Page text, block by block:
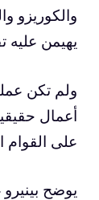
يهيمن عليه
ولم تكن
أعمال
على القوام
يوضح بينيرو